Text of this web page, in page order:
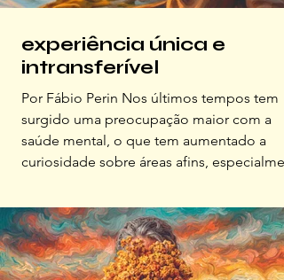
experiência única e
intransferível
Por Fábio Perin Nos últimos tempos tem
surgido uma preocupação maior com a
saúde mental, o que tem aumentado a
curiosidade sobre áreas afins,
essas são áreas muito vastas de
conhecimento interdisciplinar e acabam
abrigando muitas outras ciências sob seus
guarda-chuvas. Estudo psicologia e